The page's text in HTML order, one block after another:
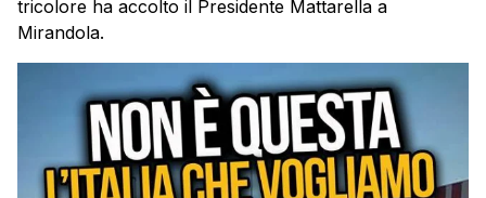
tricolore ha accolto il Presidente Mattarella a
Mirandola.